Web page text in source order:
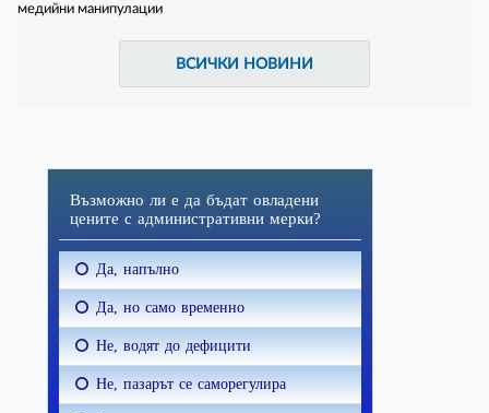
медийни манипулации
ВСИЧКИ НОВИНИ